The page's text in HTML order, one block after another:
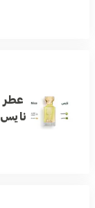
عطر
نايس